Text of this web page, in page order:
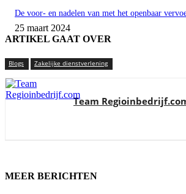
De voor- en nadelen van met het openbaar
25 maart 2024
ARTIKEL GAAT OVER
Blogs Zakelijke dienstverlening
Team
MEER BERICHTEN